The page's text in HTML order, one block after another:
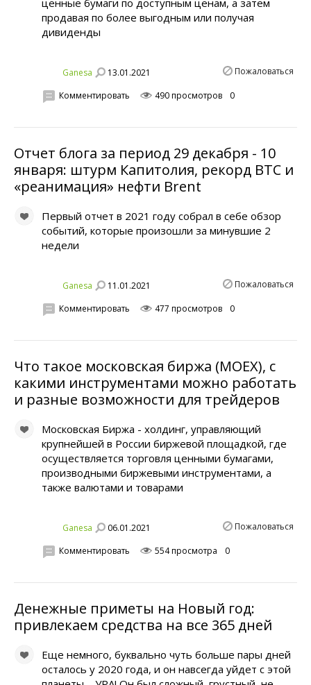
ценные бумаги по доступным ценам, а затем
продавая по более выгодным или получая
дивиденды
Ganesa 13.01.2021 Пожаловаться
Комментировать 490 просмотров 0
Отчет блога за период 29 декабря - 10
января: штурм Капитолия, рекорд ВТС и
«реанимация» нефти Brent
Первый отчет в 2021 году собрал в себе обзор
событий, которые произошли за минувшие 2
недели
Ganesa 11.01.2021 Пожаловаться
Комментировать 477 просмотров 0
Что такое московская биржа (MOEX), с
какими инструментами можно работать
и разные возможности для трейдеров
Московская Биржа - холдинг, управляющий
крупнейшей в России биржевой площадкой, где
осуществляется торговля ценными бумагами,
производными биржевыми инструментами, а
также валютами и товарами
Ganesa 06.01.2021 Пожаловаться
Комментировать 554 просмотра 0
Денежные приметы на Новый год:
привлекаем средства на все 365 дней
Еще немного, буквально чуть больше пары дней
осталось у 2020 года, и он навсегда уйдет с этой